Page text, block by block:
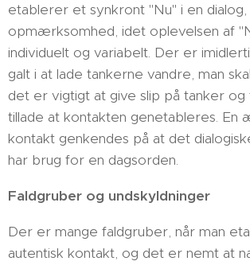
etablerer et synkront "Nu" i en
opmærksomhed, idet oplevelsen af
individuelt og variabelt. Der er
galt i at lade tankerne vandre, man
det er vigtigt at give slip på tanker
tillade at kontakten genetableres. En
kontakt genkendes på at det
har brug for en dagsorden.
Faldgruber og undskyldninger
Der er mange faldgruber, når man
autentisk kontakt, og det er nemt at